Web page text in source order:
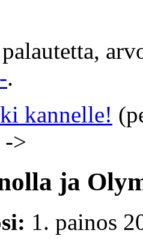
-.
kannelle!
->
ja
1. painos